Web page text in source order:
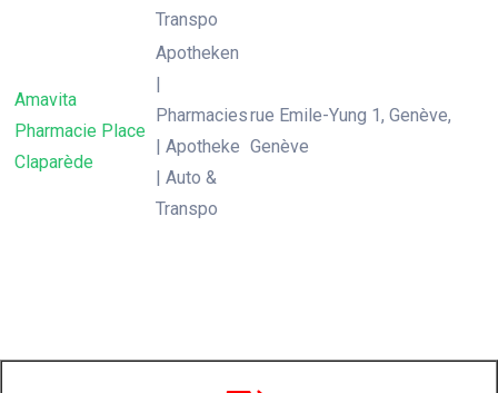
Transpo
Amavita
Pharmacie Place
Claparède
Apotheken
|
Pharmacies
| Apotheke
| Auto &
Transpo
rue Emile-Yung 1, Genève,
Genève